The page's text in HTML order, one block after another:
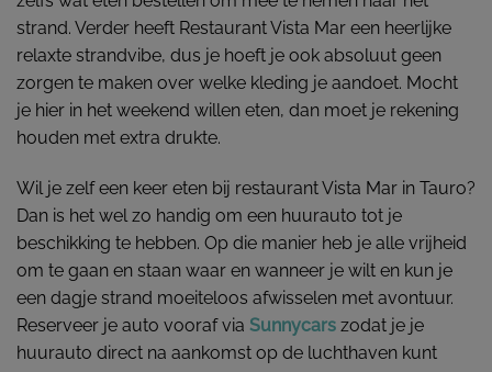
strand. Verder heeft Restaurant Vista Mar een heerlijke
relaxte strandvibe, dus je hoeft je ook absoluut geen
zorgen te maken over welke kleding je aandoet. Mocht
je hier in het weekend willen eten, dan moet je rekening
houden met extra drukte.
Wil je zelf een keer eten bij restaurant Vista Mar in Tauro?
Dan is het wel zo handig om een huurauto tot je
beschikking te hebben. Op die manier heb je alle vrijheid
om te gaan en staan waar en wanneer je wilt en kun je
een dagje strand moeiteloos afwisselen met avontuur.
Reserveer je auto vooraf via Sunnycars zodat je je
huurauto direct na aankomst op de luchthaven kunt